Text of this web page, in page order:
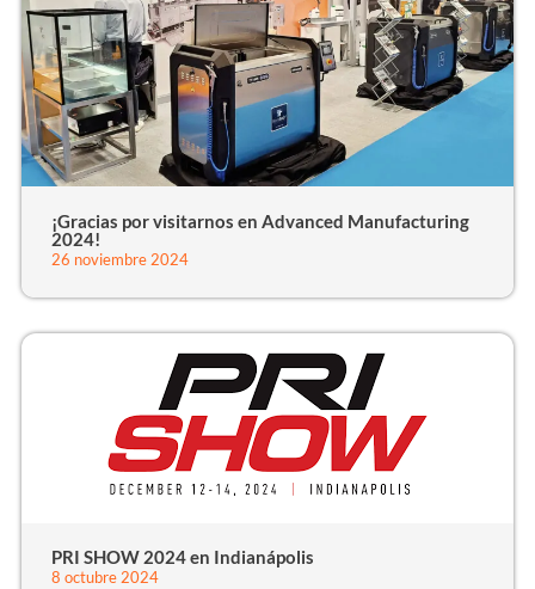
¡Gracias por visitarnos en Advanced Manufacturing
2024!
26 noviembre 2024
PRI SHOW 2024 en Indianápolis
8 octubre 2024